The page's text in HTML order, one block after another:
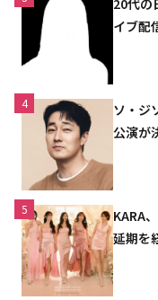
イブ配
4
ソ・ジ
公演が
5
KARA
延期を